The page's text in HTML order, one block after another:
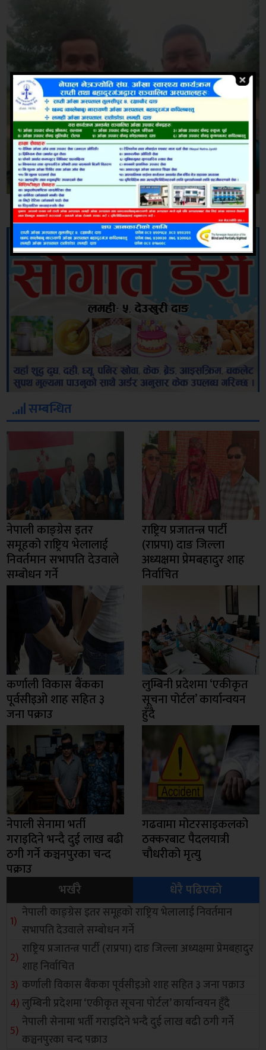
सम्बन्धित
नेपाली काङ्ग्रेस इतर
समूहको राष्ट्रिय भेलालाई
निवर्तमान सभापति देउवाले
सम्बोधन गर्ने
राष्ट्रिय प्रजातन्त्र पार्टी
(राप्रपा) दाङ जिल्ला
अध्यक्षमा प्रेमबहादुर शाह
निर्वाचित
कर्णाली विकास बैंकका
पूर्वसीइओ शाह सहित ३
जना पक्राउ
लुम्बिनी प्रदेशमा ‘एकीकृत
सूचना पोर्टल’ कार्यान्वयन
हुँदै
नेपाली सेनामा भर्ती
गराइदिने भन्दै दुई लाख बढी
ठगी गर्ने कञ्चनपुरका चन्द
पक्राउ
गढवामा मोटरसाइकलको
ठक्करबाट पैदलयात्री
चौधरीको मृत्यु
भर्खरै
धेरै पढिएको
नेपाली काङ्ग्रेस इतर समूहको राष्ट्रिय भेलालाई निवर्तमान
सभापति देउवाले सम्बोधन गर्ने
राष्ट्रिय प्रजातन्त्र पार्टी (राप्रपा) दाङ जिल्ला अध्यक्षमा प्रेमबहादुर
शाह निर्वाचित
कर्णाली विकास बैंकका पूर्वसीइओ शाह सहित ३ जना पक्राउ
लुम्बिनी प्रदेशमा ‘एकीकृत सूचना पोर्टल’ कार्यान्वयन हुँदै
नेपाली सेनामा भर्ती गराइदिने भन्दै दुई लाख बढी ठगी गर्ने
कञ्चनपुरका चन्द पक्राउ